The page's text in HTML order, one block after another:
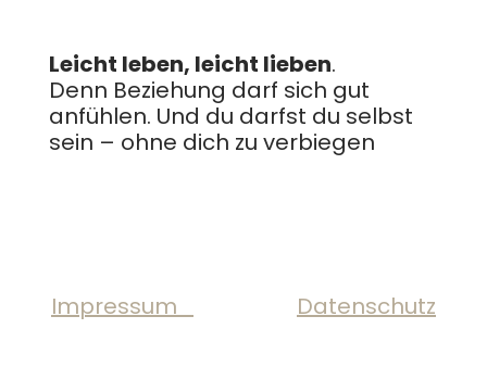
Leicht leben, leicht lieben.
Denn Beziehung darf sich gut
anfühlen. Und du darfst du selbst
sein – ohne dich zu verbiegen
Impressum Datenschutz